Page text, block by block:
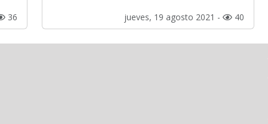
36 jueves, 19 agosto 2021 - 40